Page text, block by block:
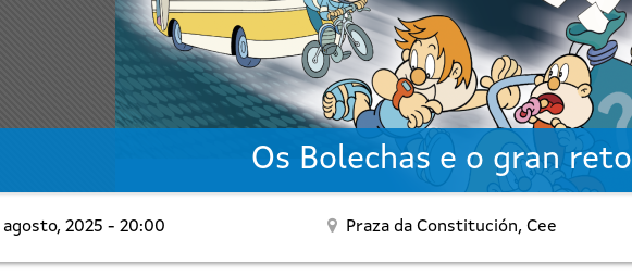
Os Bolechas e o gran reto
agosto, 2025 - 20:00 Praza da Constitución, Cee